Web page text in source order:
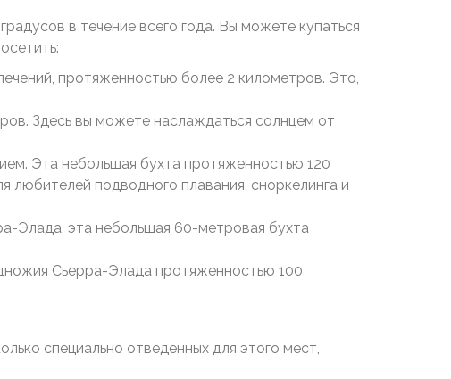
в течение всего года. Вы можете купаться
протяженностью более 2 километров. Это,
Здесь вы можете наслаждаться солнцем от
Эта небольшая бухта протяженностью 120
подводного плавания, сноркелинга и
Элада, эта небольшая 60-метровая бухта
Сьерра-Элада протяженностью 100
специально отведенных для этого мест,